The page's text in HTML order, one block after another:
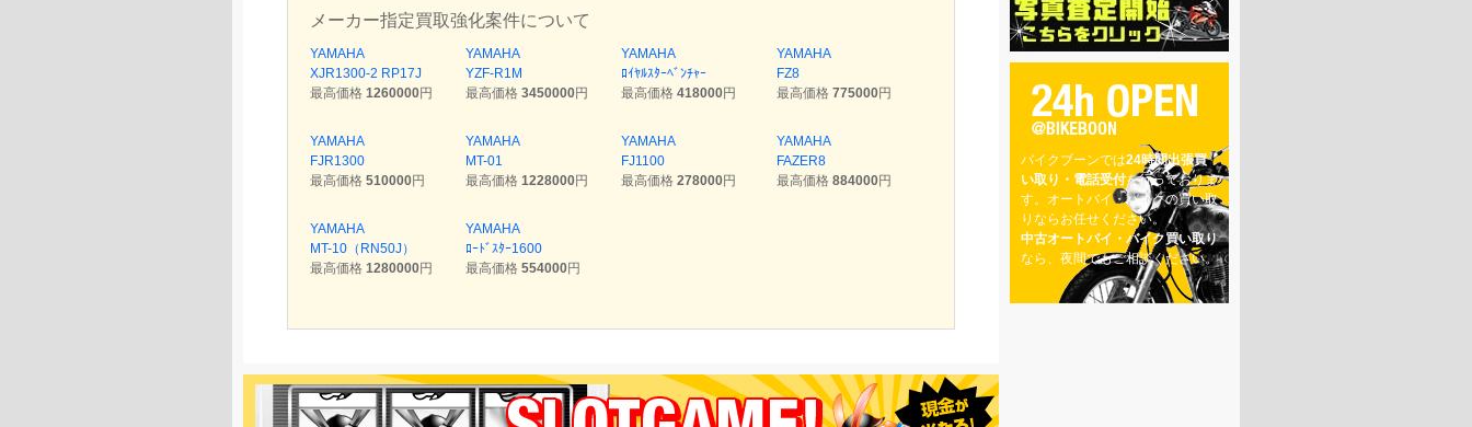
バイクブーンでは24時間出張買
い取り・電話受付を行っておりま
す。オートバイ・バイクの買い取
りならお任せください。
中古オートバイ・バイク買い取り
なら、夜間でもご相談ください。
メーカー指定買取強化案件について
YAMAHA
XJR1300-2 RP17J
最高価格 1260000円
YAMAHA
YZF-R1M
最高価格 3450000円
YAMAHA
ﾛｲﾔﾙｽﾀｰﾍﾞﾝﾁｬｰ
最高価格 418000円
YAMAHA
FZ8
最高価格 775000円
YAMAHA
FJR1300
最高価格 510000円
YAMAHA
MT-01
最高価格 1228000円
YAMAHA
FJ1100
最高価格 278000円
YAMAHA
FAZER8
最高価格 884000円
YAMAHA
MT-10（RN50J）
最高価格 1280000円
YAMAHA
ﾛｰﾄﾞｽﾀｰ1600
最高価格 554000円